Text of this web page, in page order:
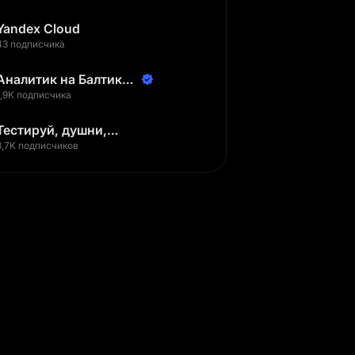
Cloud
подписчика
на Балтике |
Станислав
подписчика
душни,
подписчиков